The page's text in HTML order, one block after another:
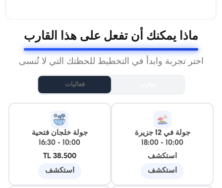
ماذا يمكنك أن تفعل على هذا القارب
اختر تجربة وابدأ في التخطيط للحظتك التي لا تُنسى
فعاليات
جولة في 12 جزيرة
10:00
-
18:00
استكشف
استكشف
جولة خلجان فتحية
10:00
-
16:30
38.500 TL
استكشف